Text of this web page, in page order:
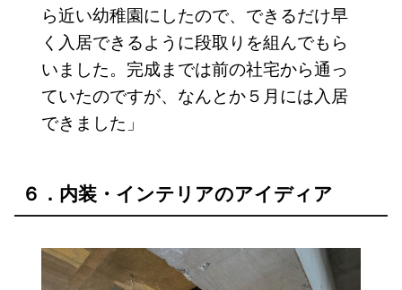
ら近い幼稚園にしたので、できるだけ早
く入居できるように段取りを組んでもら
いました。完成までは前の社宅から通っ
ていたのですが、なんとか５月には入居
できました」
６．内装・インテリアのアイディア